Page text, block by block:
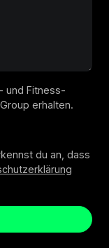
und Fitness-
erhalten.
du an, dass